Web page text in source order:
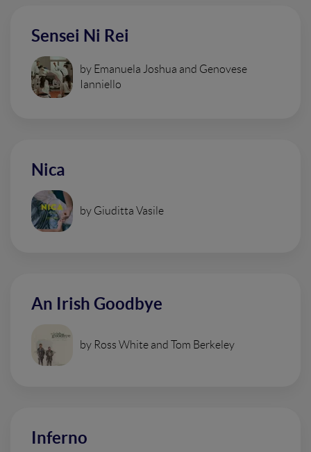
Sensei Ni Rei
by Emanuela Joshua and Genovese
Ianniello
Nica
by Giuditta Vasile
An Irish Goodbye
by Ross White and Tom Berkeley
Inferno